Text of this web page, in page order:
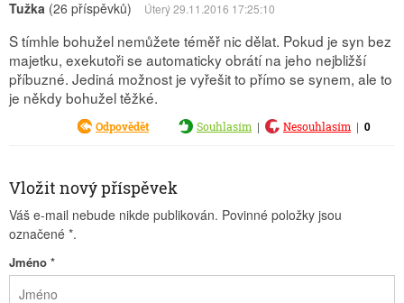
Tužka (26 příspěvků) Úterý 29.11.2016 17:25:10
S tímhle bohužel nemůžete téměř nic dělat. Pokud je syn bez
majetku, exekutoři se automaticky obrátí na jeho nejbližší
příbuzné. Jediná možnost je vyřešit to přímo se synem, ale to
je někdy bohužel těžké.
Odpovědět Souhlasím | Nesouhlasím | 0
Vložit nový příspěvek
Váš e-mail nebude nikde publikován. Povinné položky jsou
označené *.
Jméno *